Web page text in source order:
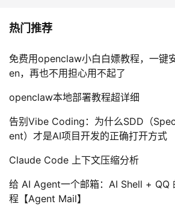
热门推荐
免费用openclaw小白白嫖教程，一键
en，再也不用担心用不起了
openclaw本地部署教程超详细
告别Vibe Coding：为什么SDD（
ent）才是AI项目开发的正确打开方式
Claude Code 上下文压缩分析
给 AI Agent一个邮箱：AI Shell + QQ
程【Agent Mail】